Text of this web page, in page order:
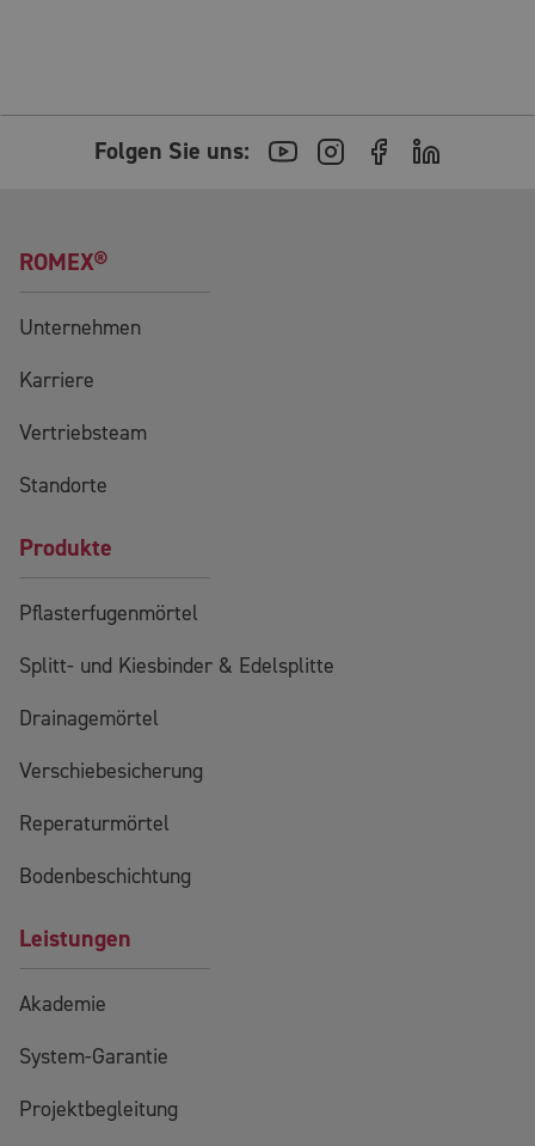
Folgen Sie uns:
ROMEX®
Unternehmen
Karriere
Vertriebsteam
Standorte
Produkte
Pflasterfugenmörtel
Splitt- und Kiesbinder & Edelsplitte
Drainagemörtel
Verschiebesicherung
Reperaturmörtel
Bodenbeschichtung
Leistungen
Akademie
System-Garantie
Projektbegleitung